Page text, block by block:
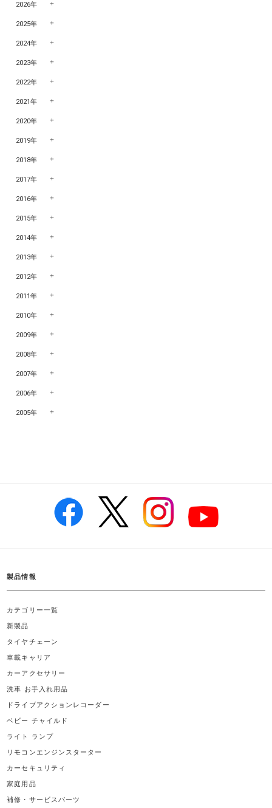
2026年
2025年
2024年
2023年
2022年
2021年
2020年
2019年
2018年
2017年
2016年
2015年
2014年
2013年
2012年
2011年
2010年
2009年
2008年
2007年
2006年
2005年
製品情報
カテゴリー一覧
新製品
タイヤチェーン
車載キャリア
カーアクセサリー
洗車 お手入れ用品
ドライブアクションレコーダー
ベビー チャイルド
ライト ランプ
リモコンエンジンスターター
カーセキュリティ
家庭用品
補修・サービスパーツ